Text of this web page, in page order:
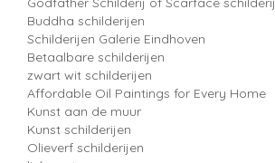
Buddha schilderijen
Schilderijen Galerie Eindhoven
Betaalbare schilderijen
zwart wit schilderijen
Affordable Oil Paintings for Every Home
Kunst aan de muur
Kunst schilderijen
Olieverf schilderijen